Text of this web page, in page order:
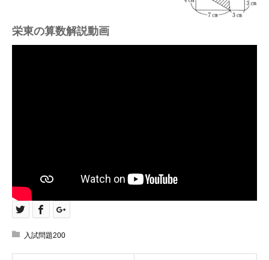
栄東の算数解説動画
入試問題200